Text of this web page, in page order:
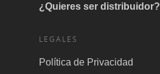
¿Quieres ser distribuidor?
LEGALES
Política de Privacidad